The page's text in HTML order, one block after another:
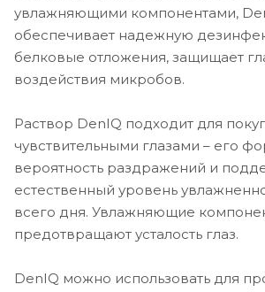
увлажняющими компонентами,
обеспечивает надежную
белковые отложения, защищает
воздействия микробов.
Раствор DenIQ подходит для
чувствительными глазами – его
вероятность раздражений и
естественный уровень
всего дня. Увлажняющие
предотвращают усталость глаз.
DenIQ можно использовать для